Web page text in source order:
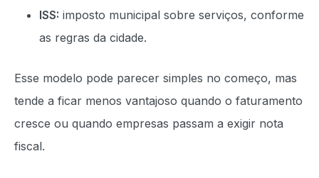
ISS: imposto municipal sobre serviços, conforme
as regras da cidade.
Esse modelo pode parecer simples no começo, mas
tende a ficar menos vantajoso quando o faturamento
cresce ou quando empresas passam a exigir nota
fiscal.